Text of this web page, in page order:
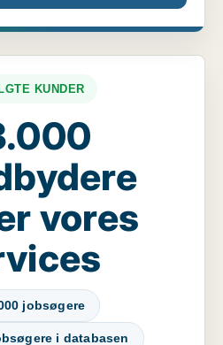
KUNDER
vores
jobsøgere
i databasen